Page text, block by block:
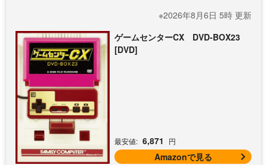
※2026年8月6日 5時 更新
ゲームセンターCX DVD-BOX23
[DVD]
最安値: 6,871 円
Amazonで見る